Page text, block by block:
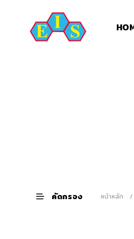
คัดกรอง หน้าหลัก /